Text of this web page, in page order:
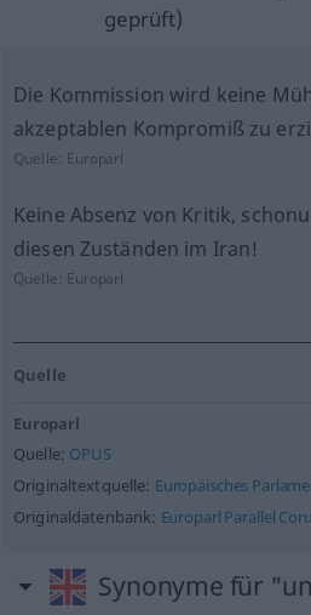
geprüft)
Die Kommission wird keine
akzeptablen Kompromiß zu
Quelle: Europarl
Keine Absenz von Kritik,
diesen Zuständen im Iran!
Quelle: Europarl
Quelle
Europarl
Quelle: OPUS
Originaltextquelle: Europäisches
Originaldatenbank: Europarl Parallel
Synonyme für